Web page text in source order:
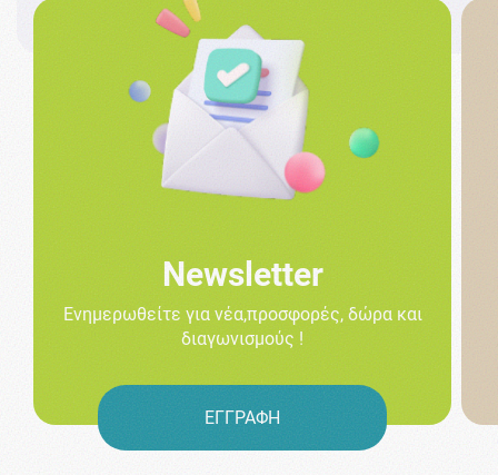
Newsletter
Ενημερωθείτε για νέα,προσφορές, δώρα και
διαγωνισμούς !
ΕΓΓΡΑΦΗ